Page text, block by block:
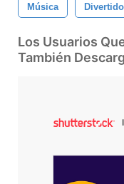
Música Divertido
Los Usuarios
También